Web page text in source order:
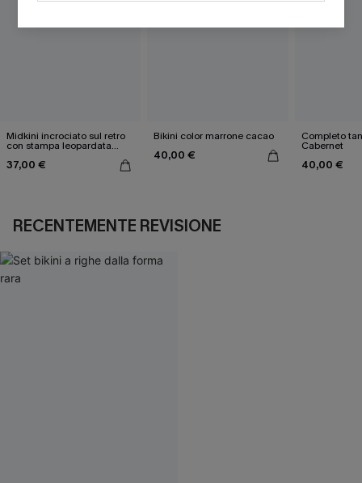
Midkini incrociato sul retro
con stampa leopardata
37,00 €
Bikini color marrone cacao
40,00 €
Completo
Cabernet
40,00 €
RECENTEMENTE REVISIONE